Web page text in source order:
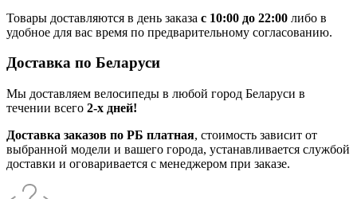
Товары доставляются в день заказа с 10:00 до 22:00 либо в
удобное для вас время по предварительному согласованию.
Доставка по Беларуси
Мы доставляем велосипеды в любой город Беларуси в
течении всего 2-х дней!
Доставка заказов по РБ платная, стоимость зависит от
выбранной модели и вашего города, устанавливается службой
доставки и оговаривается с менеджером при заказе.